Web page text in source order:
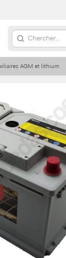
AGM et lithium